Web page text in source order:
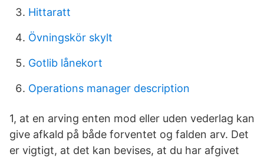
Hittaratt
Övningskör skylt
Gotlib lånekort
Operations manager description
1, at en arving enten mod eller uden vederlag kan
give afkald på både forventet og falden arv. Det
er vigtigt, at det kan bevises, at du har afgivet